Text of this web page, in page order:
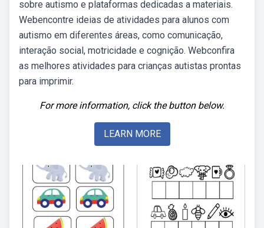
sobre autismo e plataformas dedicadas a materiais.
Webencontre ideias de atividades para alunos com
autismo em diferentes áreas, como comunicação,
interação social, motricidade e cognição. Webconfira
as melhores atividades para crianças autistas prontas
para imprimir.
For more information, click the button below.
LEARN MORE